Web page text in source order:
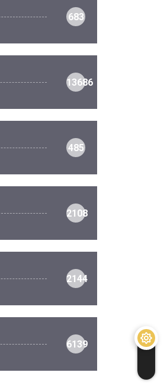
683
13686
485
2108
2144
6139